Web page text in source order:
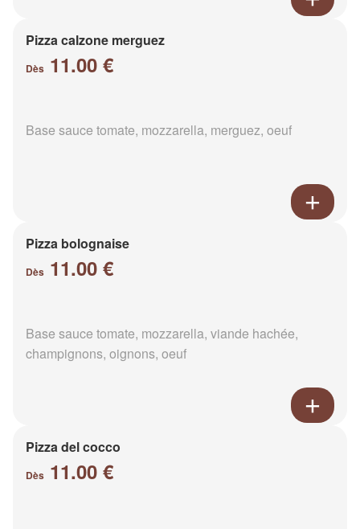
Pizza calzone merguez
Dès 11.00 €
Base sauce tomate, mozzarella, merguez, oeuf
Pizza bolognaise
Dès 11.00 €
Base sauce tomate, mozzarella, viande hachée,
champignons, oignons, oeuf
Pizza del cocco
Dès 11.00 €